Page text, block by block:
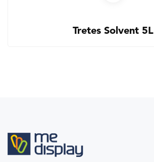
Tretes Solvent 5L